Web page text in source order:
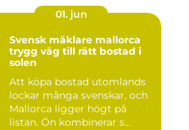
01. jun
Svensk mäklare mallorca
trygg väg till rätt bostad i
solen
Att köpa bostad utomlands
lockar många svenskar, och
Mallorca ligger högt på
listan. Ön kombinerar s...